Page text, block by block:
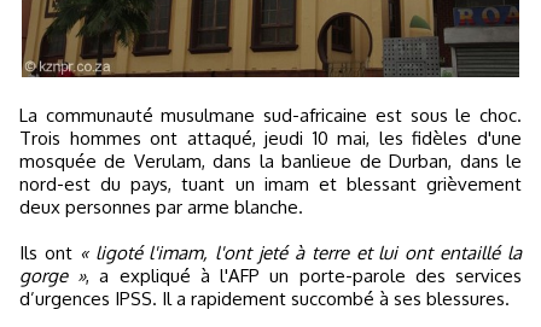
La communauté musulmane sud-africaine est sous le choc.
Trois hommes ont attaqué, jeudi 10 mai, les fidèles d'une
mosquée de Verulam, dans la banlieue de Durban, dans le
nord-est du pays, tuant un imam et blessant grièvement
deux personnes par arme blanche.
Ils ont « ligoté l'imam, l'ont jeté à terre et lui ont entaillé la
gorge », a expliqué à l'AFP un porte-parole des services
d’urgences IPSS. Il a rapidement succombé à ses blessures.